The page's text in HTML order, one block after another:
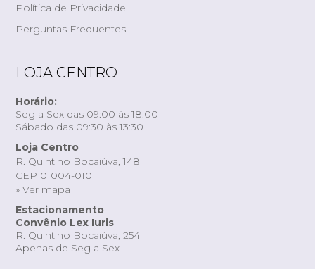
Política de Privacidade
Perguntas Frequentes
LOJA CENTRO
Horário:
Seg a Sex das 09:00 às 18:00
Sábado das 09:30 às 13:30
Loja Centro
R. Quintino Bocaiúva, 148
CEP 01004-010
» Ver mapa
Estacionamento
Convênio Lex Iuris
R. Quintino Bocaiúva, 254
Apenas de Seg a Sex